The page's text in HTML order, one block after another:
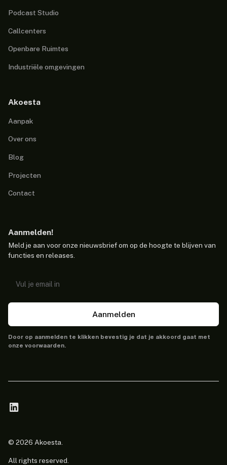
Podcast Studio
Callcenters
Openbare Ruimtes
Industriële omgevingen
Akoesta
Aanpak
Over ons
Blog
Projecten
Contact
Aanmelden!
Meld je aan voor onze nieuwsbrief om op de hoogte te blijven van
functies en releases.
Aanmelden
Door op aanmelden te klikken bevestig je dat je akkoord gaat met
onze voorwaarden.
© 2026 Akoesta.
All rights reserved.